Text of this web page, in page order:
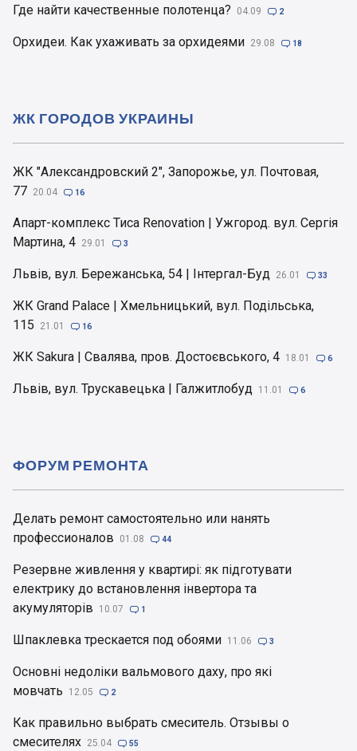
Где найти качественные полотенца? 04.09  2
Орхидеи. Как ухаживать за орхидеями 29.08  18
ЖК "Александровский 2", Запорожье, ул. Почтовая,
77 20.04  16
Апарт-комплекс Тиса Renovation | Ужгород. вул. Сергія
Мартина, 4 29.01  3
Львів, вул. Бережанська, 54 | Інтергал-Буд 26.01  33
ЖК Grand Palace | Хмельницький, вул. Подільська,
115
21.01  16
ЖК Sakura | Свалява, пров. Достоєвського, 4 18.01  6
Львів, вул. Трускавецька | Галжитлобуд 11.01  6
ЖК ГОРОДОВ УКРАИНЫ
Делать ремонт самостоятельно или нанять
профессионалов
01.08  44
Резервне живлення у квартирі: як підготувати
електрику до встановлення інвертора та
акумуляторів
10.07  1
Шпаклевка трескается под обоями 11.06  3
Основні недоліки вальмового даху, про які
мовчать
12.05  2
Как правильно выбрать смеситель. Отзывы о
смесителях 25.04  55
ФОРУМ РЕМОНТА